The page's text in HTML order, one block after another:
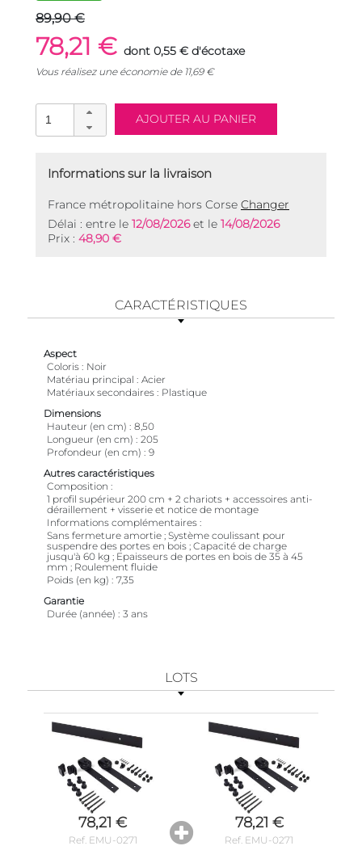
89,90 €
78,21 € dont 0,55 € d'écotaxe
Vous réalisez une économie de 11,69€
Informations sur la livraison
France métropolitaine hors Corse Changer
Délai : entre le 12/08/2026et le 14/08/2026
Prix : 48,90 €
CARACTÉRISTIQUES
Aspect
Coloris
Noir
Matériau principal
Acier
Matériaux secondaires
Plastique
Dimensions
Hauteur (en cm)
8,50
Longueur (en cm)
205
Profondeur (en cm)
9
Autres caractéristiques
Composition
1 profil supérieur 200 cm + 2 chariots + accessoires anti-
déraillement + visserie et notice de montage
Informations complémentaires
Sans fermeture amortie ; Système coulissant pour
suspendre des portes en bois ; Capacité de charge
jusqu'à 60 kg ; Epaisseurs de portes en bois de 35 à 45
mm ; Roulement fluide
Poids (en kg)
7,35
Garantie
Durée (année)
3 ans
LOTS
78,21 €
Ref. EMU-0271
78,21 €
Ref. EMU-0271